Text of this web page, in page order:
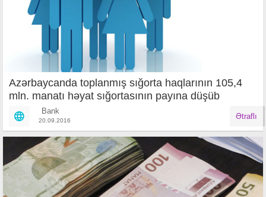
Azərbaycanda toplanmış sığorta haqlarının 105,4
mln. manatı həyat sığortasının payına düşüb
Bank
20.09.2016 Ətraflı